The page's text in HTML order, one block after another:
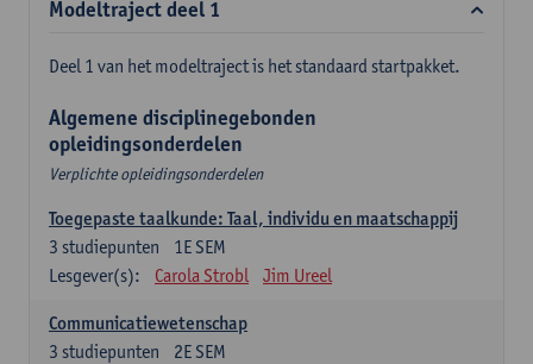
Modeltraject deel 1
Deel 1 van het modeltraject is het standaard startpakket.
Algemene disciplinegebonden
opleidingsonderdelen
Verplichte opleidingsonderdelen
Toegepaste taalkunde: Taal, individu en maatschappij
1E SEM
3 studiepunten
Lesgever(s):
Carola Strobl Jim Ureel
Communicatiewetenschap
2E SEM
3 studiepunten